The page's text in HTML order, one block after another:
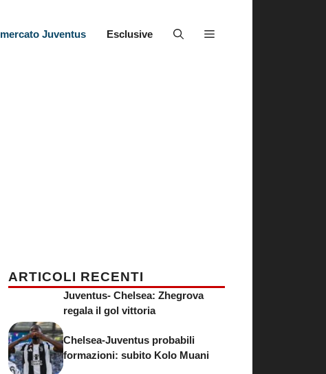
Juventus Esclusive
ARTICOLI RECENTI
Juventus- Chelsea: Zhegrova
regala il gol vittoria
Chelsea-Juventus probabili
formazioni: subito Kolo Muani